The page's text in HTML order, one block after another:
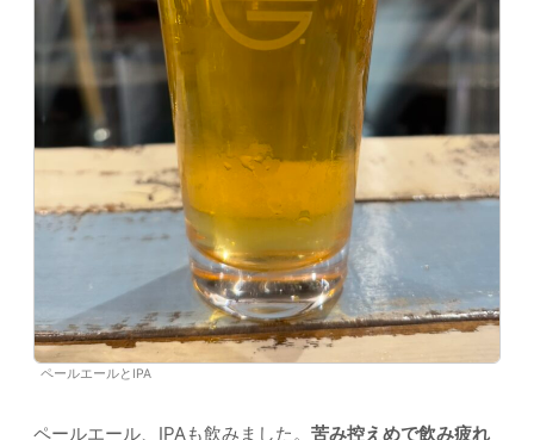
ペールエールとIPA
ペールエール、IPAも飲みました。 苦み控えめで飲み疲れ